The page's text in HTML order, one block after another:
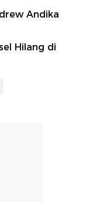
Andika
Hilang di